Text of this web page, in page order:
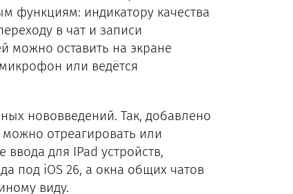
функциям: индикатору качества
в чат и записи
можно оставить на экране
или ведётся
нововведений. Так, добавлено
отреагировать или
для IPad устройств,
под iOS 26, а окна общих чатов
виду.